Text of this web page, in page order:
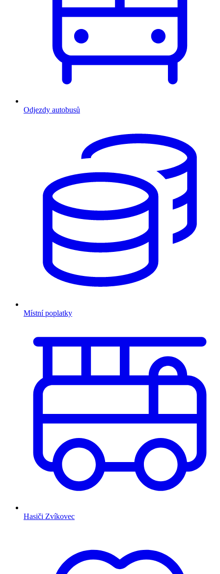
Odjezdy autobusů
Místní poplatky
Hasiči Zvíkovec